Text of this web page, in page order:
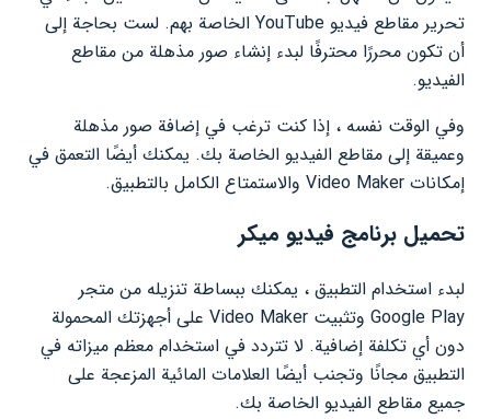
تحرير مقاطع فيديو YouTube الخاصة بهم. لست بحاجة إلى
أن تكون محررًا محترفًا لبدء إنشاء صور مذهلة من مقاطع
الفيديو.
وفي الوقت نفسه ، إذا كنت ترغب في إضافة صور مذهلة
وعميقة إلى مقاطع الفيديو الخاصة بك. يمكنك أيضًا التعمق في
إمكانات Video Maker والاستمتاع الكامل بالتطبيق.
تحميل برنامج فيديو ميكر
لبدء استخدام التطبيق ، يمكنك ببساطة تنزيله من متجر
Google Play وتثبيت Video Maker على أجهزتك المحمولة
دون أي تكلفة إضافية. لا تتردد في استخدام معظم ميزاته في
التطبيق مجانًا وتجنب أيضًا العلامات المائية المزعجة على
جميع مقاطع الفيديو الخاصة بك.